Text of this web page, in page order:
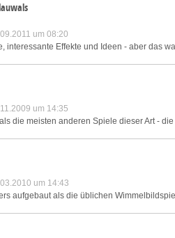
um 08:20
interessante Effekte und Ideen - aber das
um 14:35
die meisten anderen Spiele dieser Art -
um 14:43
aufgebaut als die üblichen